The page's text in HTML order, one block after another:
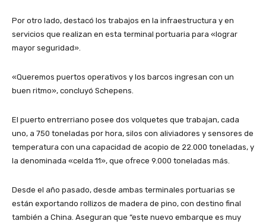
Por otro lado, destacó los trabajos en la infraestructura y en
servicios que realizan en esta terminal portuaria para «lograr
mayor seguridad».
«Queremos puertos operativos y los barcos ingresan con un
buen ritmo», concluyó Schepens.
El puerto entrerriano posee dos volquetes que trabajan, cada
uno, a 750 toneladas por hora, silos con aliviadores y sensores de
temperatura con una capacidad de acopio de 22.000 toneladas, y
la denominada «celda 11», que ofrece 9.000 toneladas más.
Desde el año pasado, desde ambas terminales portuarias se
están exportando rollizos de madera de pino, con destino final
también a China. Aseguran que “este nuevo embarque es muy